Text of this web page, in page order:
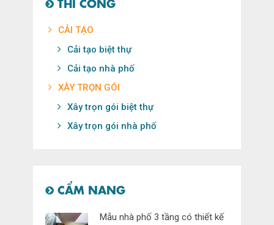
CẢI TẠO
Cải tạo biệt thự
Cải tạo nhà phố
XÂY TRỌN GÓI
Xây trọn gói biệt thự
Xây trọn gói nhà phố
CẨM NANG
Mẫu nhà phố 3 tầng có thiết kế